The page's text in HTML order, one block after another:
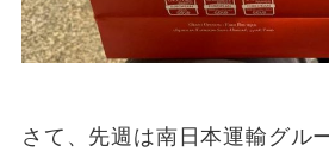
さて、先週は南日本運輸グル